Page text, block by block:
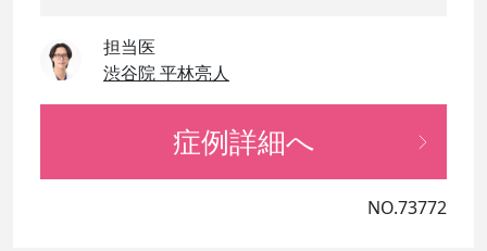
担当医
渋谷院 平林亮人
症例詳細へ
NO.73772